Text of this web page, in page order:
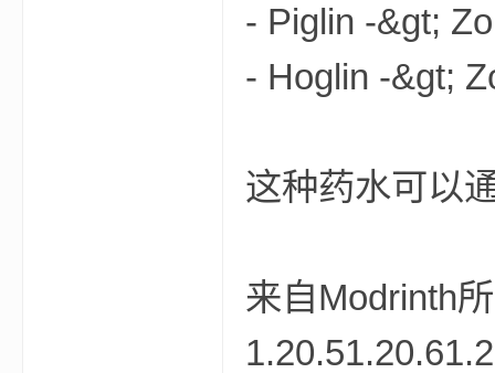
- Piglin -&gt;
- Hoglin -&gt;
这种药水可以
来自Modrinth